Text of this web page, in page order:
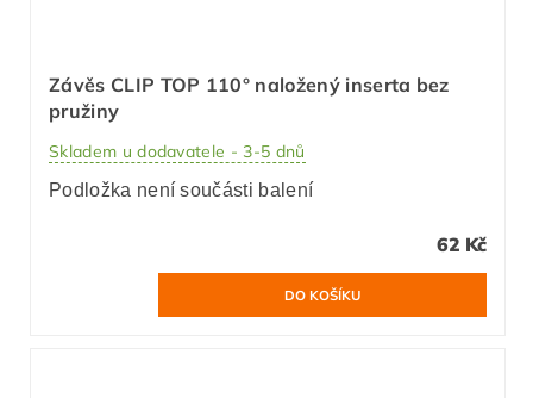
Závěs CLIP TOP 110° naložený inserta bez
pružiny
Skladem u dodavatele - 3-5 dnů
Podložka není součásti balení
62 Kč